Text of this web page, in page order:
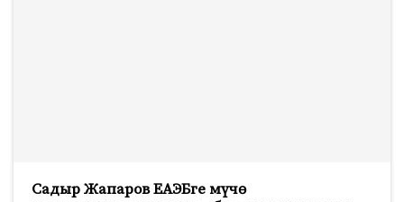
Садыр Жапаров ЕАЭБге мүчө